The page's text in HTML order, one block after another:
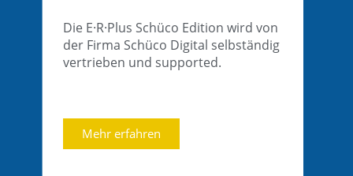
Die E·R·Plus Schüco Edition wird von
der Firma Schüco Digital selbständig
vertrieben und supported.
Mehr erfahren